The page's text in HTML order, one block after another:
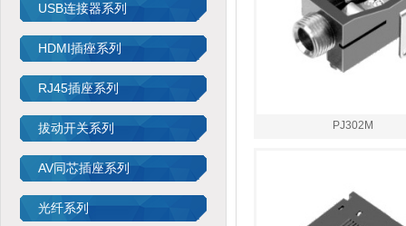
USB连接器系列
HDMI插痤系列
RJ45插座系列
拔动开关系列
AV同芯插座系列
光纤系列
PJ302M